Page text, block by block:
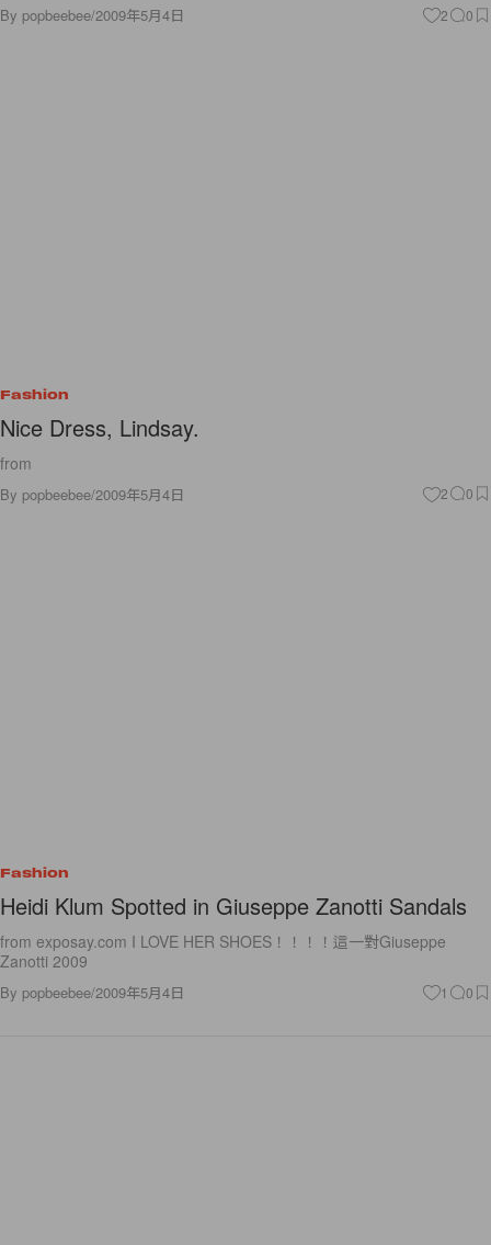
By popbeebee/2009年5月4日 2 0
Fashion
Nice Dress, Lindsay.
from
By popbeebee/2009年5月4日 2 0
Fashion
Heidi Klum Spotted in Giuseppe Zanotti Sandals
from exposay.com I LOVE HER SHOES！！！！這一對Giuseppe
Zanotti 2009
By popbeebee/2009年5月4日 1 0